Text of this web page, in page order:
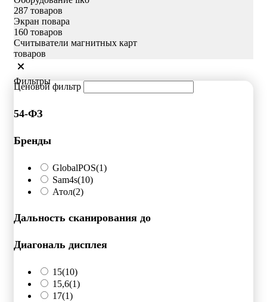
287 товаров
Экран повара
160 товаров
Считыватели магнитных карт
товаров
Фильтры
Ценовой фильтр
54-ФЗ
Бренды
GlobalPOS(1)
Sam4s(10)
Атол(2)
Дальность сканирования до
Диагональ дисплея
15(10)
15,6(1)
17(1)